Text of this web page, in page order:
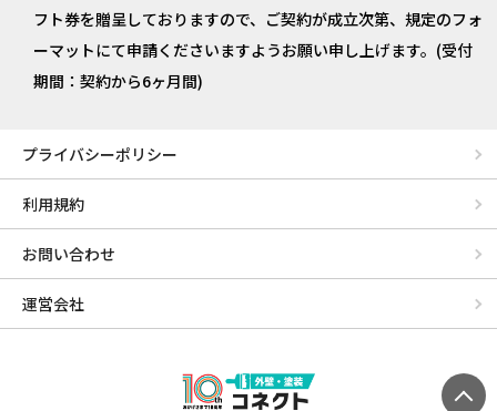
フト券を贈呈しておりますので、ご契約が成立次第、規定のフォ
ーマットにて申請くださいますようお願い申し上げます。(受付
期間：契約から6ヶ月間)
プライバシーポリシー
利用規約
お問い合わせ
運営会社